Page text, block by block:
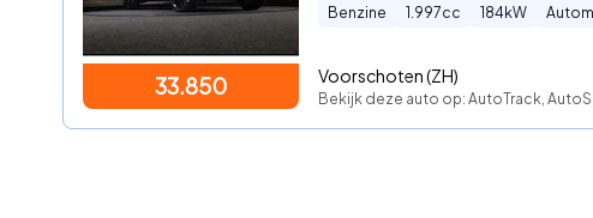
33.850
Benzine 1.997cc 184 kW
Voorschoten (ZH)
Bekijk deze auto op: AutoTrack,